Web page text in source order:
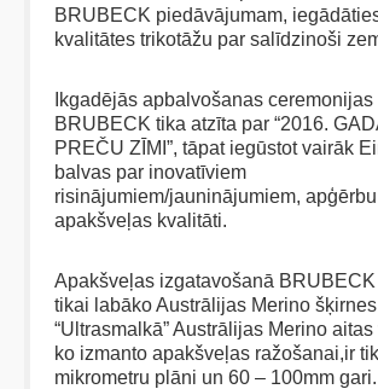
BRUBECK piedāvājumam,
kvalitātes trikotāžu par salīdzinoši
Ikgadējās apbalvošanas
BRUBECK tika atzīta par “2016.
PREČU ZĪMI”, tāpat iegūstot vairāk
balvas par inovatīviem
risinājumiem/jauninājumiem,
apakšveļas kvalitāti.
Apakšveļas izgatavošanā
tikai labāko Austrālijas Merino
“Ultrasmalkā” Austrālijas Merino
ko izmanto apakšveļas ražošanai,ir
mikrometru plāni un 60 – 100mm